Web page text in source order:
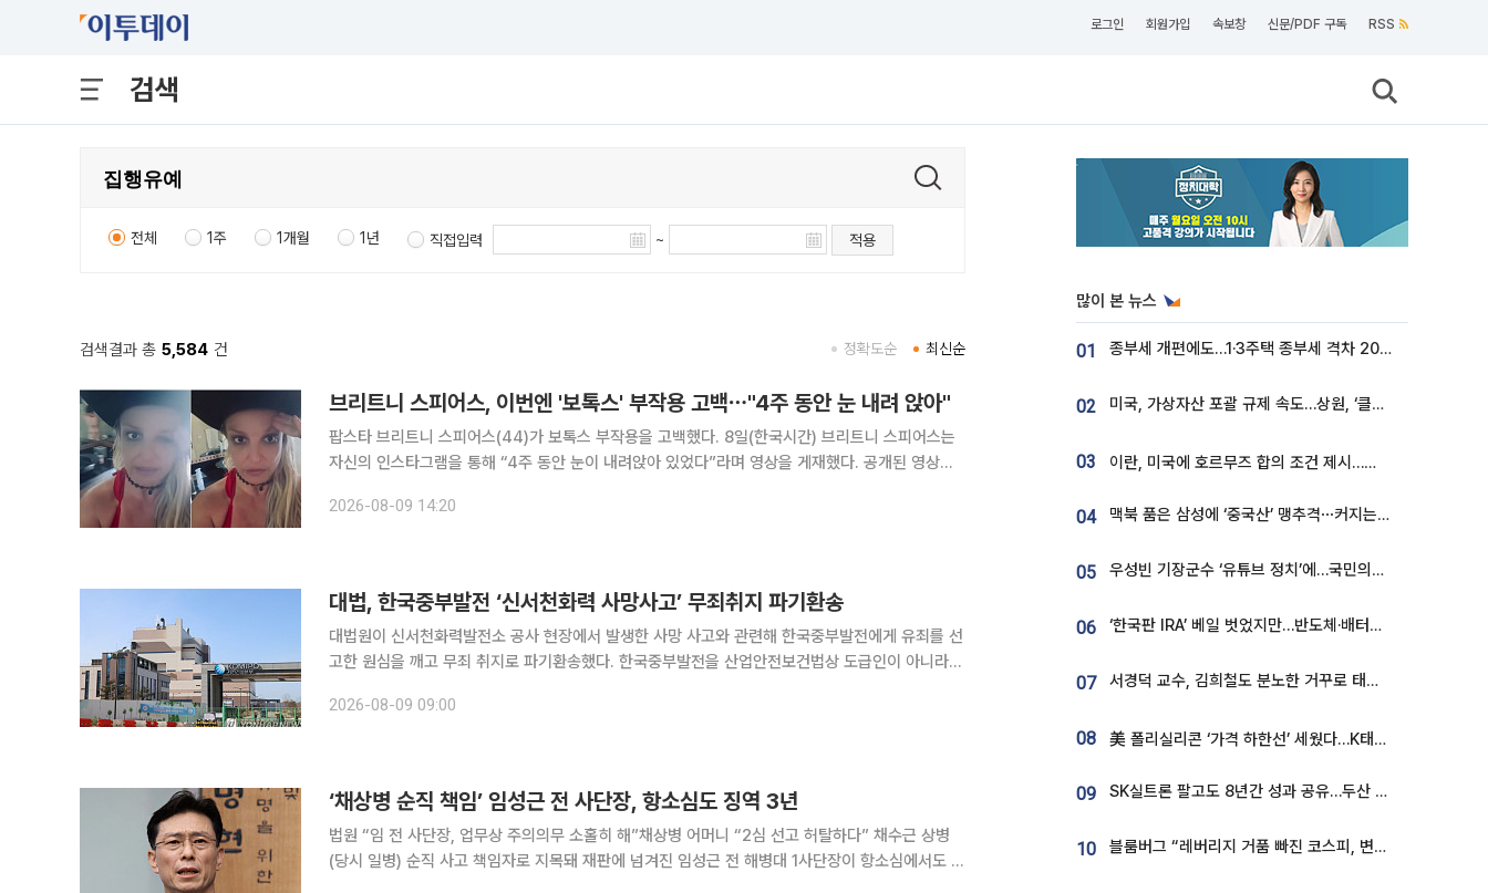
로그인 회원가입 속보창 신문/PDF 구독 RSS
검색
전체 1주 1개월 1년 직접입력 ~ 적용
검색결과 총 5,584 건 최신순
정확도순
브리트니 스피어스, 이번엔 '보톡스' 부작용 고백⋯"4주 동안 눈 내려 앉아"
팝스타 브리트니 스피어스(44)가 보톡스 부작용을 고백했다. 8일(한국시간) 브리트니 스피어스는
자신의 인스타그램을 통해 “4주 동안 눈이 내려앉아 있었다”라며 영상을 게재했다. 공개된 영상에
“조금 전까지도 눈이 내려와 있어서 너무 수치스러웠다”라고 털어놨다
2026-08-09 14:20
대법, 한국중부발전 ‘신서천화력 사망사고’ 무죄취지 파기환송
대법원이 신서천화력발전소 공사 현장에서 발생한 사망 사고와 관련해 한국중부발전에게 유죄를 선
고한 원심을 깨고 무죄 취지로 파기환송했다. 한국중부발전을 산업안전보건법상 도급인이 아니라
주심 대법관)는 산업안전보건법 위반, 업무상 과실치사, 업무상 과실치상 등 혐의
2026-08-09 09:00
‘채상병 순직 책임’ 임성근 전 사단장, 항소심도 징역 3년
법원 “임 전 사단장, 업무상 주의의무 소홀히 해”채상병 어머니 “2심 선고 허탈하다” 채수근 상병
(당시 일병) 순직 사고 책임자로 지목돼 재판에 넘겨진 임성근 전 해병대 1사단장이 항소심에서도 징
많이 본 뉴스
01 종부세 개편에도…1·3주택 종부세 격차 2028년부터 확대
02 미국, 가상자산 포괄 규제 속도…상원, ‘클래리티법’ 9월 절차투표 추진
03 이란, 미국에 호르무즈 합의 조건 제시…美 “경기 아직 안 끝나” [종합]
04 맥북 품은 삼성에 ‘중국산’ 맹추격⋯커지는 노트북 OLED 시장
05 우성빈 기장군수 ‘유튜브 정치’에…국민의힘 군의원들 집단 반발
06 ‘한국판 IRA’ 베일 벗었지만…반도체·배터리 업계 “시행령이 관건”
07 서경덕 교수, 김희철도 분노한 거꾸로 태극기⋯"엉터리는 아냐, 아쉬울 뿐"
08 美 폴리실리콘 ‘가격 하한선’ 세웠다…K태양광 수혜 기대
09 SK실트론 팔고도 8년간 성과 공유…두산 인수대금 2.3조가 끝 아냐
10 블룸버그 “레버리지 거품 빠진 코스피, 변동성 최악 국면 지났을 가능성”